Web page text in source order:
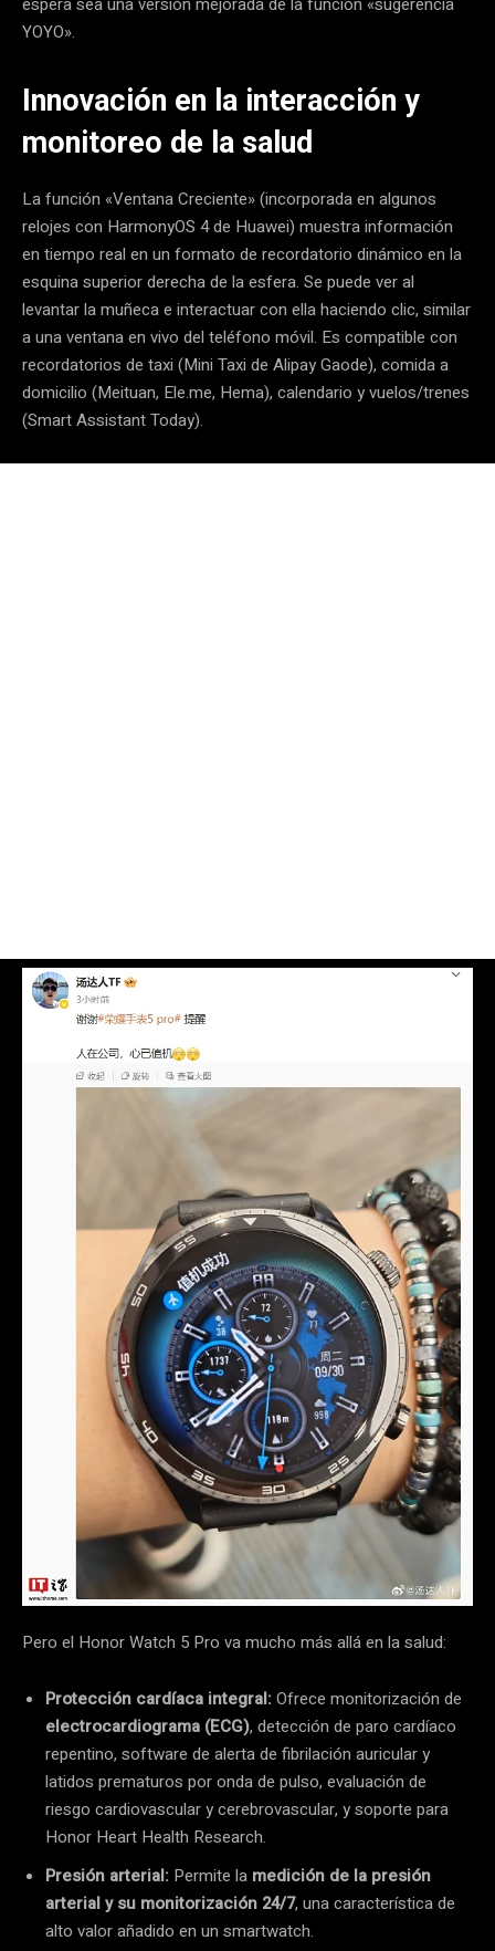
YOYO».
Innovación en la interacción y
monitoreo de la salud
La función «Ventana Creciente» (incorporada en algunos
relojes con HarmonyOS 4 de Huawei) muestra información
en tiempo real en un formato de recordatorio dinámico en la
esquina superior derecha de la esfera. Se puede ver al
levantar la muñeca e interactuar con ella haciendo clic, similar
a una ventana en vivo del teléfono móvil. Es compatible con
recordatorios de taxi (Mini Taxi de Alipay Gaode), comida a
domicilio (Meituan, Ele.me, Hema), calendario y vuelos/trenes
(Smart Assistant Today).
Pero el Honor Watch 5 Pro va mucho más allá en la salud:
Protección cardíaca integral:Ofrece monitorización de
electrocardiograma (ECG), detección de paro cardíaco
repentino, software de alerta de fibrilación auricular y
latidos prematuros por onda de pulso, evaluación de
riesgo cardiovascular y cerebrovascular, y soporte para
Honor Heart Health Research.
Presión arterial: Permite la medición de la presión
arterial y su monitorización 24/7, una característica de
alto valor añadido en un smartwatch.